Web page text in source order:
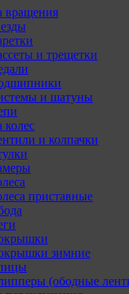
вращения
и трещетки
и шатуны
колес
и колпачки
приставные
зимние
(ободные